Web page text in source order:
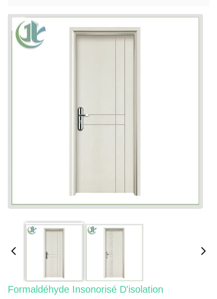
Formaldéhyde Insonorisé D'isolation